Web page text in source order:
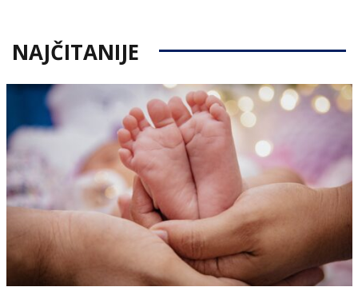
NAJČITANIJE